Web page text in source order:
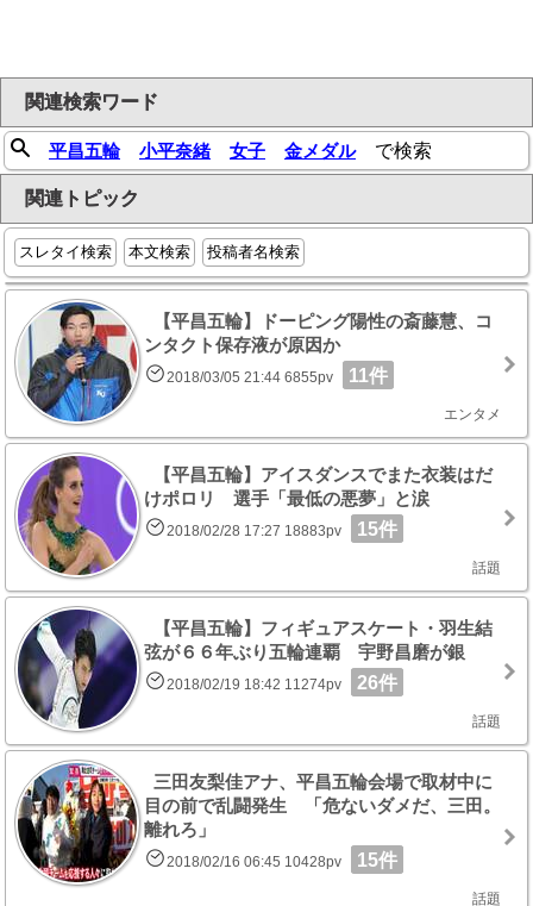
関連検索ワード
平昌五輪 小平奈緒 女子 金メダルで検索
関連トピック
スレタイ検索 本文検索 投稿者名検索
【平昌五輪】ドーピング陽性の斎藤慧、コ
ンタクト保存液が原因か
2018/03/05 21:44 6855pv 11件
エンタメ
【平昌五輪】アイスダンスでまた衣装はだ
けポロリ 選手「最低の悪夢」と涙
2018/02/28 17:27 18883pv 15件
話題
【平昌五輪】フィギュアスケート・羽生結
弦が６６年ぶり五輪連覇 宇野昌磨が銀
2018/02/19 18:42 11274pv 26件
話題
三田友梨佳アナ、平昌五輪会場で取材中に
目の前で乱闘発生 「危ないダメだ、三田。
離れろ」
2018/02/16 06:45 10428pv 15件
話題